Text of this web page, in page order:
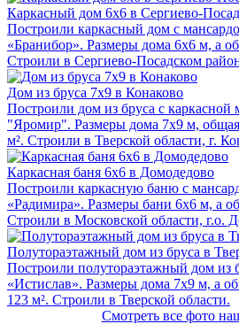
Каркасный дом 6x6 в Сергиево-
Построили каркасный дом с
«Бранибор». Размеры дома 6х6 м, а
Строили в Сергиево-Посадском
Дом из бруса 7x9 в Конаково
Построили дом из бруса с каркасной
"Яромир". Размеры дома 7х9 м, общая
м². Строили в Тверской области, г.
Каркасная баня 6х6 в Домодедово
Построили каркасную баню с
«Радимира». Размеры бани 6х6 м, а
Строили в Московской области, г.о.
Полутораэтажный дом из бруса в
Построили полутораэтажный дом из
«Истислав». Размеры дома 7х9 м, а
123 м². Строили в Тверской области.
Смотреть все фото